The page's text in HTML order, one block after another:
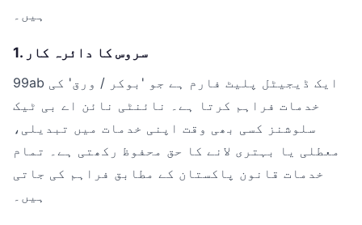
ہیں۔
1. سروس کا دائرہ کار
99ab ایک ڈیجیٹل پلیٹ فارم ہے جو 'بوکر / ورق' کی
خدمات فراہم کرتا ہے۔ نائنٹی نائن اے بی ٹیک
سلوشنز کسی بھی وقت اپنی خدمات میں تبدیلی،
معطلی یا بہتری لانے کا حق محفوظ رکھتی ہے۔ تمام
خدمات قانون پاکستان کے مطابق فراہم کی جاتی
ہیں۔